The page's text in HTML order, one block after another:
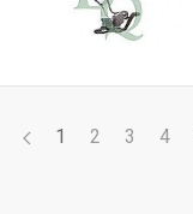
1 2 3 4